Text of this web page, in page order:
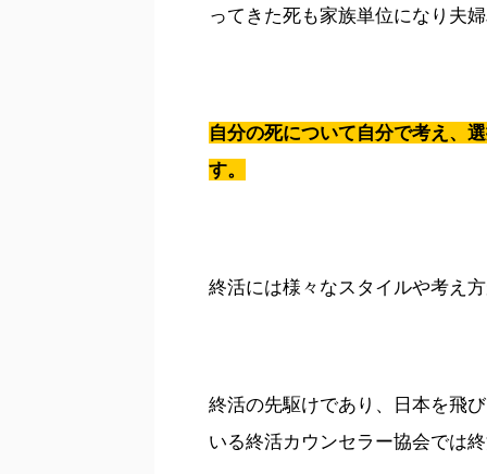
ってきた死も家族単位になり夫
自分の死について自分で考え、
す。
終活には様々なスタイルや考え
終活の先駆けであり、日本を飛
いる終活カウンセラー協会では